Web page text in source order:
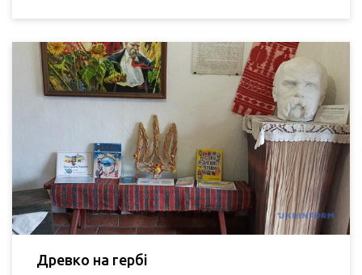
Древко на гербі